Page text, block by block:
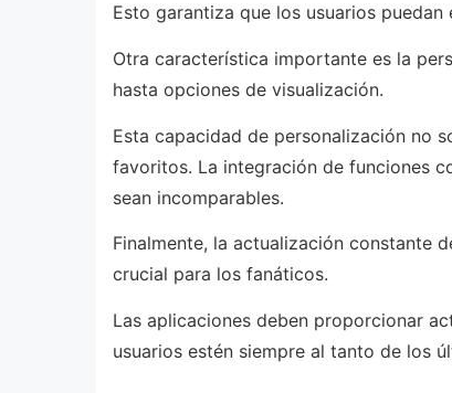
Esto garantiza que los usuarios
Otra característica importante es la
hasta opciones de visualización.
Esta capacidad de personalización no
favoritos. La integración de funciones
sean incomparables.
Finalmente, la actualización constante
crucial para los fanáticos.
Las aplicaciones deben proporcionar
usuarios estén siempre al tanto de los